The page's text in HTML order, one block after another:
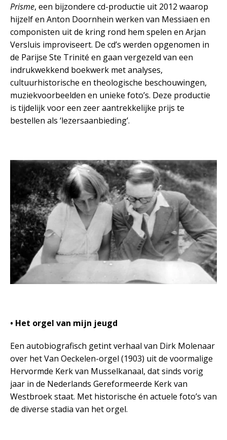
Prisme, een bijzondere cd-productie uit 2012 waarop
hijzelf en Anton Doornhein werken van Messiaen en
componisten uit de kring rond hem spelen en Arjan
Versluis improviseert. De cd’s werden opgenomen in
de Parijse Ste Trinité en gaan vergezeld van een
indrukwekkend boekwerk met analyses,
cultuurhistorische en theologische beschouwingen,
muziekvoorbeelden en unieke foto’s. Deze productie
is tijdelijk voor een zeer aantrekkelijke prijs te
bestellen als ‘lezersaanbieding’.
• Het orgel van mijn jeugd
Een autobiografisch getint verhaal van Dirk Molenaar
over het Van Oeckelen-orgel (1903) uit de voormalige
Hervormde Kerk van Musselkanaal, dat sinds vorig
jaar in de Nederlands Gereformeerde Kerk van
Westbroek staat. Met historische én actuele foto’s van
de diverse stadia van het orgel.